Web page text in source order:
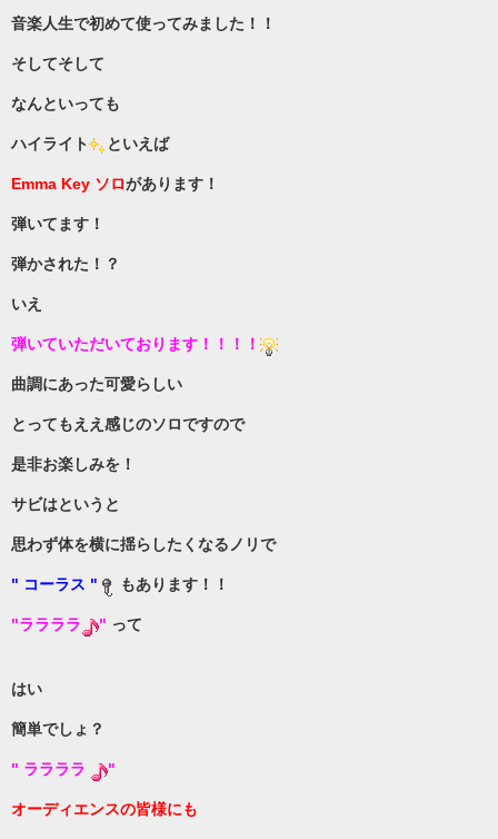
音楽人生で初めて使ってみました！！
そしてそして
なんといっても
ハイライト といえば
Emma Key ソロがあります！
弾いてます！
弾かされた！？
いえ
弾いていただいております！！！！
曲調にあった可愛らしい
とってもええ感じのソロですので
是非お楽しみを！
サビはというと
思わず体を横に揺らしたくなるノリで
" コーラス " もあります！！
"ララララ " って
はい
簡単でしょ？
" ララララ "
オーディエンスの皆様にも